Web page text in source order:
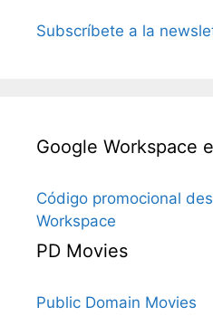
Subscríbete a la
Google Workspace
Código promocional
Workspace
PD Movies
Public Domain Movies